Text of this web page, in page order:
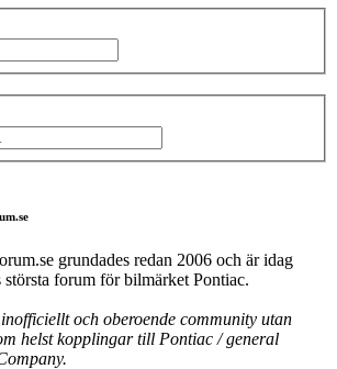
grundades redan 2006 och är idag
största forum för bilmärket Pontiac.
och oberoende community utan
helst kopplingar till Pontiac / general